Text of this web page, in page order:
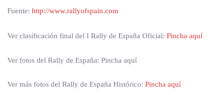
Fuente: http://www.rallyofspain.com
Ver clasificación final del I Rally de España Oficial: Pincha aquí
Ver fotos del Rally de España: Pincha aquí
Ver más fotos del Rally de España Histórico: Pincha aquí